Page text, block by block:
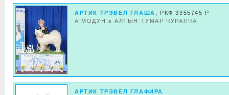
АРТИК ТРЭВЕЛ ГЛАША
, РКФ 3955745 Р
А МОДУН xАЛТЫН ТУМАР ЧУРАПЧА
АРТИК ТРЭВЕЛ ГЛАФИРА